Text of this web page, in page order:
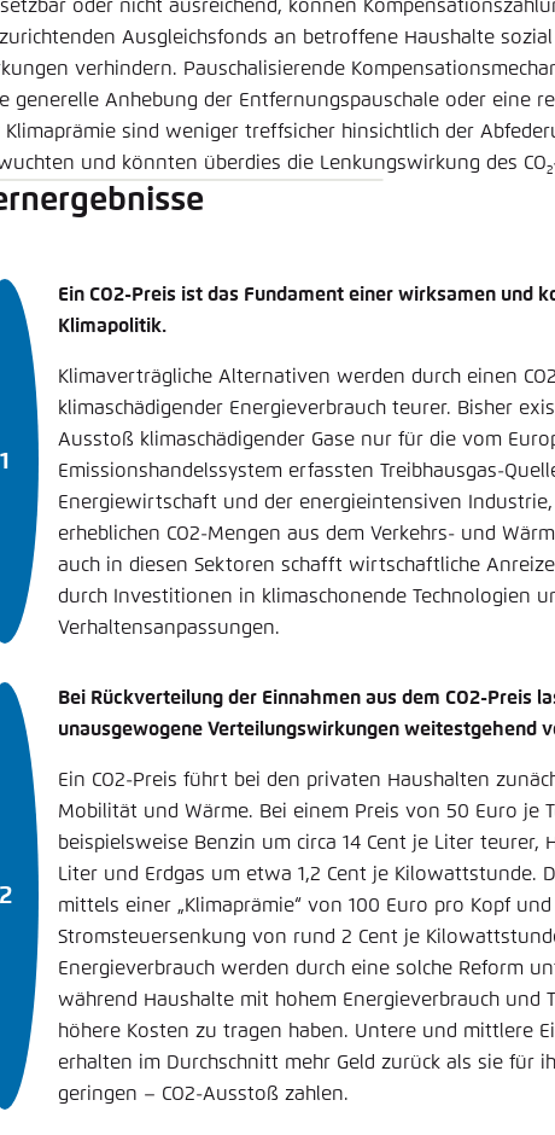
oder nicht ausreichend, können
Ausgleichsfonds an betroffene Haushalte
verhindern. Pauschalisierende
generelle Anhebung der Entfernungspauschale oder eine
Klimaprämie sind weniger treffsicher hinsichtlich der
und könnten überdies die Lenkungswirkung des CO2
Ein CO2-Preis ist das Fundament einer wirksamen und
Klimapolitik.
­Klimaverträgliche Alternativen werden durch einen
klima­schädigender Energieverbrauch teurer. Bisher
Ausstoß klimaschädigender Gase nur für die vom
Emissionshandelssystem erfassten Treibhausgas-
Energiewirtschaft und der energieintensiven
erheblichen CO2-Mengen aus dem Verkehrs- und
auch in diesen Sektoren schafft wirtschaftliche
durch Investitionen in klimaschonende Technologien
Verhaltensanpassungen.
Bei Rückverteilung der Einnahmen aus dem CO2-Preis
unausgewogene Verteilungswirkungen weitestgehend
Ein CO2-Preis führt bei den privaten Haushalten
Mobilität und Wärme. Bei einem Preis von 50 Euro je
beispielsweise Benzin um circa 14 Cent je Liter teurer,
Liter und Erdgas um etwa 1,2 Cent je Kilowattstunde.
mittels einer „Klimaprämie“ von 100 Euro pro Kopf
Stromsteuersenkung von rund 2 Cent je
Energieverbrauch werden durch eine solche Reform
während Haushalte mit hohem Energieverbrauch und
höhere Kosten zu tragen haben. Untere und mittlere
erhalten im Durchschnitt mehr Geld zurück als sie für
geringen – CO2-Ausstoß zahlen.